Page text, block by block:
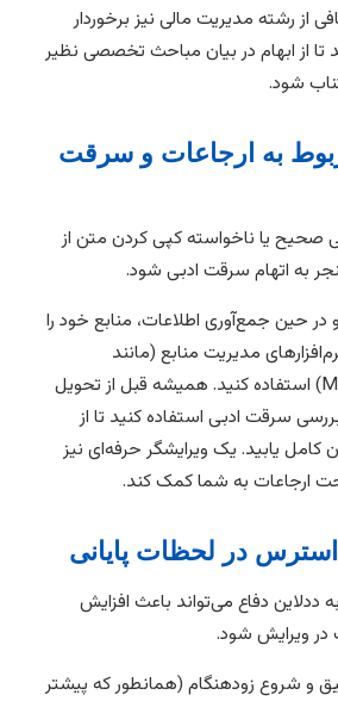
از رشته مدیریت مالی نیز برخوردار
از ابهام در بیان مباحث تخصصی نظیر
شود.
به ارجاعات و سرقت
صحیح یا ناخواسته کپی کردن متن از
به اتهام سرقت ادبی شود.
در حین جمع‌آوری اطلاعات، منابع خود را
مدیریت منابع (مانند
EndNote یا Mendeley) استفاده کنید. همیشه قبل از تحویل
بررسی سرقت ادبی استفاده کنید تا از
کامل یابید. یک ویرایشگر حرفه‌ای نیز
ارجاعات به شما کمک کند.
دفاع می‌تواند باعث افزایش
ویرایش شود.
و شروع زودهنگام (همانطور که پیشتر